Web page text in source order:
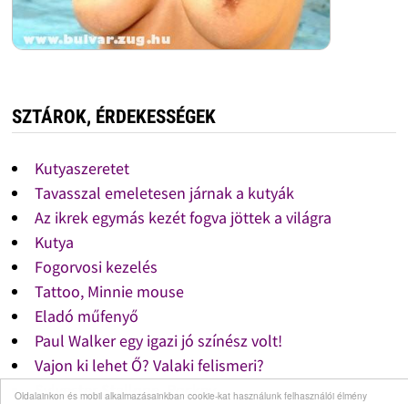
Oldalainkon és mobil alkalmazásainkban cookie-kat használunk felhasználói élmény
SZTÁROK, ÉRDEKESSÉGEK
Kutyaszeretet
Tavasszal emeletesen járnak a kutyák
Az ikrek egymás kezét fogva jöttek a világra
Kutya
Fogorvosi kezelés
Tattoo, Minnie mouse
Eladó műfenyő
Paul Walker egy igazi jó színész volt!
Vajon ki lehet Ő? Valaki felismeri?
Sylvester Stallone, Rockey